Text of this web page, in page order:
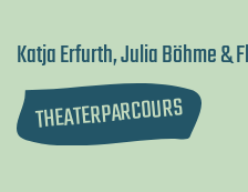
Katja Erfurth, Julia Böhme &
THEATERPARCOURS